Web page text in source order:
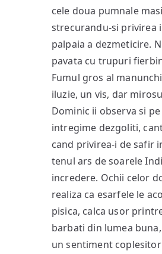
cele doua pumnale
strecurandu-si privirea
palpaia a dezmeticire.
pavata cu trupuri
Fumul gros al
iluzie, un vis, dar
Dominic ii observa si
intregime dezgoliti,
cand privirea-i de safir
tenul ars de soarele
incredere. Ochii celor
realiza ca esarfele le
pisica, calca usor
barbati din lumea
un sentiment